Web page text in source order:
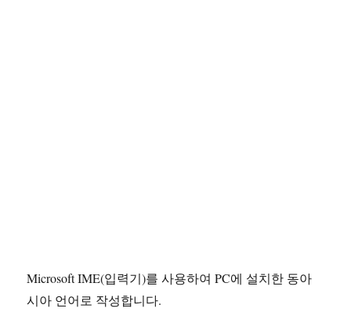
Microsoft IME(입력기)를 사용하여 PC에 설치한 동아
시아 언어로 작성합니다.